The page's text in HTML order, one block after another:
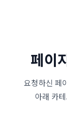
페이
요청하신 페
아래 카